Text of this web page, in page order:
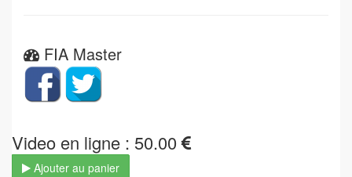
FIA Master
Video en ligne : 50.00
Ajouter au panier